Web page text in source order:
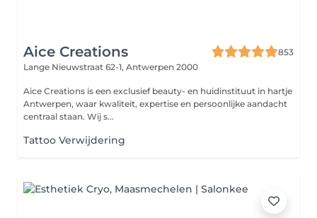
Aice Creations
853
Lange Nieuwstraat 62-1, Antwerpen 2000
Aice Creations is een exclusief beauty- en huidinstituut in hartje
Antwerpen, waar kwaliteit, expertise en persoonlijke aandacht
centraal staan. Wij s...
Tattoo Verwijdering